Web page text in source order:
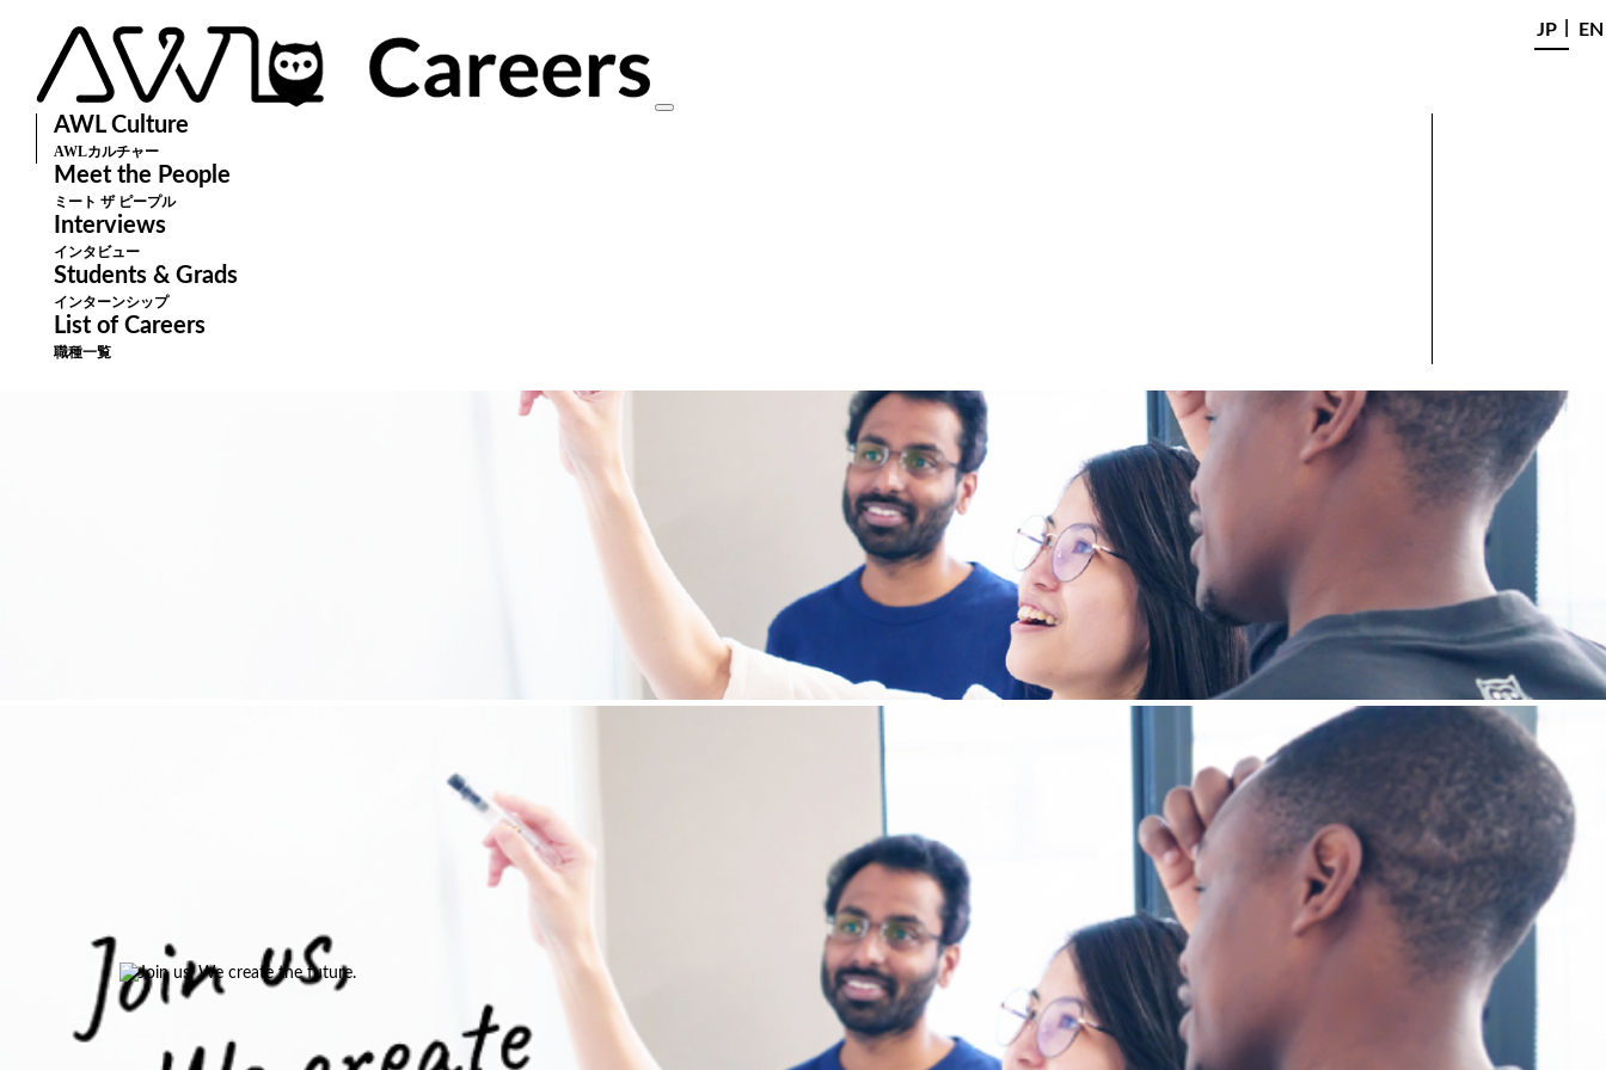
EN
JP
AWL Culture
AWLカルチャー
Meet the People
ミート ザ ピープル
Interviews
インタビュー
Students & Grads
インターンシップ
List of Careers
職種一覧